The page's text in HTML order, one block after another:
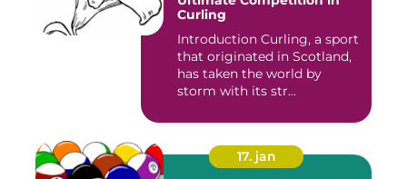
Curling
Introduction Curling, a sport
that originated in Scotland,
has taken the world by
storm with its str...
17. jan